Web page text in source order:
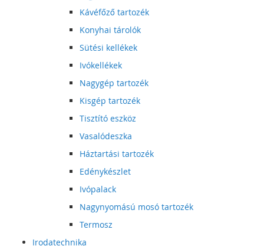
Kávéfőző tartozék
Konyhai tárolók
Sütési kellékek
Ivókellékek
Nagygép tartozék
Kisgép tartozék
Tisztító eszköz
Vasalódeszka
Háztartási tartozék
Edénykészlet
Ivópalack
Nagynyomású mosó tartozék
Termosz
Irodatechnika